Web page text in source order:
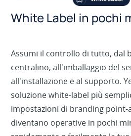
White Label in pochi
Assumi il controllo di tutto, dal
centralino, all'imballaggio del
all'installazione e al supporto.
soluzione white-label più
impostazioni di branding point-
diventano operative in pochi